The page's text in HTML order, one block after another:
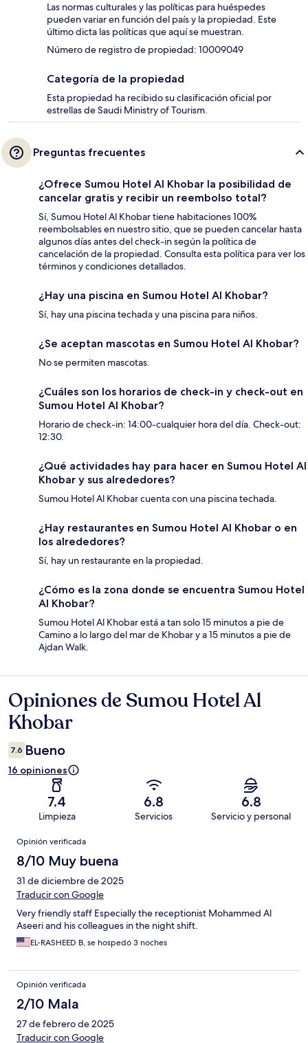
Las normas culturales y las políticas para huéspedes
pueden variar en función del país y la propiedad. Este
último dicta las políticas que aquí se muestran.
Número de registro de propiedad: 10009049
Categoría de la propiedad
Esta propiedad ha recibido su clasificación oficial por
estrellas de Saudi Ministry of Tourism.
Preguntas frecuentes
¿Ofrece Sumou Hotel Al Khobar la posibilidad de
cancelar gratis y recibir un reembolso total?
Sí, Sumou Hotel Al Khobar tiene habitaciones 100%
reembolsables en nuestro sitio, que se pueden cancelar hasta
algunos días antes del check-in según la política de
cancelación de la propiedad. Consulta esta política para ver los
términos y condiciones detallados.
¿Hay una piscina en Sumou Hotel Al Khobar?
Sí, hay una piscina techada y una piscina para niños.
¿Se aceptan mascotas en Sumou Hotel Al Khobar?
No se permiten mascotas.
¿Cuáles son los horarios de check-in y check-out en
Sumou Hotel Al Khobar?
Horario de check-in: 14:00-cualquier hora del día. Check-out:
12:30.
¿Qué actividades hay para hacer en Sumou Hotel Al
Khobar y sus alrededores?
Sumou Hotel Al Khobar cuenta con una piscina techada.
¿Hay restaurantes en Sumou Hotel Al Khobar o en
los alrededores?
Sí, hay un restaurante en la propiedad.
¿Cómo es la zona donde se encuentra Sumou Hotel
Al Khobar?
Sumou Hotel Al Khobar está a tan solo 15 minutos a pie de
Camino a lo largo del mar de Khobar y a 15 minutos a pie de
Ajdan Walk.
Opiniones
Opiniones de Sumou Hotel Al
Khobar
7.6 Bueno
16 opiniones
7.4
Limpieza
6.8
Servicios
6.8
Servicio y personal
Opiniones
Opinión verificada
8/10 Muy buena
31 de diciembre de 2025
Traducir con Google
Very friendly staff Especially the receptionist Mohammed Al
Aseeri and his colleagues in the night shift.
EL-RASHEED B, se hospedó 3 noches
Opinión verificada
2/10 Mala
27 de febrero de 2025
Traducir con Google